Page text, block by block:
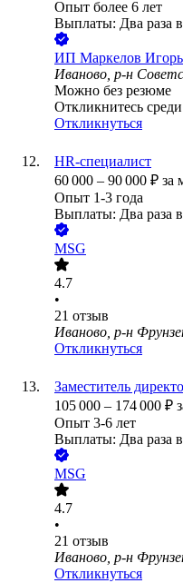
Опыт более 6 лет
Выплаты: Два раза
ИП Маркелов
Иваново, р-н
Можно без резюме
Откликнитесь
Откликнуться
HR-специалист
60 000 – 90 000 ₽ за
Опыт 1-3 года
Выплаты: Два раза
MSG
4.7
•
21 отзыв
Иваново, р-н
Откликнуться
Заместитель
105 000 – 174 000 ₽
Опыт 3-6 лет
Выплаты: Два раза
MSG
4.7
•
21 отзыв
Иваново, р-н
Откликнуться